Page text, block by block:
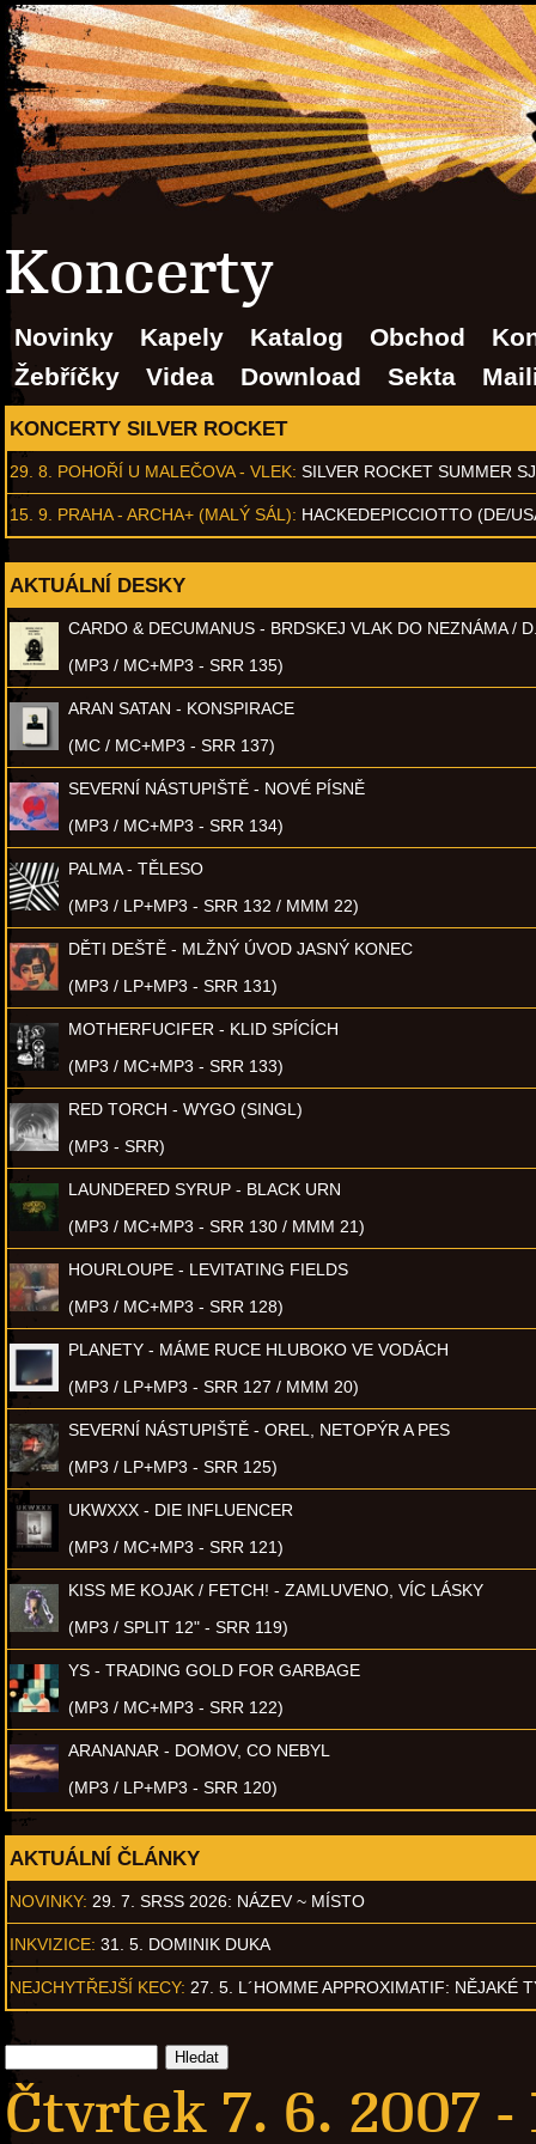
Koncerty
Novinky Kapely Katalog Obchod
Žebříčky
Videa Download Sekta
KONCERTY SILVER ROCKET
29. 8. POHOŘÍ U MALEČOVA - VLEK: SILVER ROCKET SUMMER
15. 9. PRAHA - ARCHA+ (MALÝ SÁL): HACKEDEPICCIOTTO (DE/
AKTUÁLNÍ DESKY
CARDO & DECUMANUS - BRDSKEJ VLAK DO NEZNÁMA /
(MP3 / MC+MP3 - SRR 135)
ARAN SATAN - KONSPIRACE
(MC / MC+MP3 - SRR 137)
SEVERNÍ NÁSTUPIŠTĚ - NOVÉ PÍSNĚ
(MP3 / MC+MP3 - SRR 134)
PALMA - TĚLESO
(MP3 / LP+MP3 - SRR 132 / MMM 22)
DĚTI DEŠTĚ - MLŽNÝ ÚVOD JASNÝ KONEC
(MP3 / LP+MP3 - SRR 131)
MOTHERFUCIFER - KLID SPÍCÍCH
(MP3 / MC+MP3 - SRR 133)
RED TORCH - WYGO (SINGL)
(MP3 - SRR)
LAUNDERED SYRUP - BLACK URN
(MP3 / MC+MP3 - SRR 130 / MMM 21)
HOURLOUPE - LEVITATING FIELDS
(MP3 / MC+MP3 - SRR 128)
PLANETY - MÁME RUCE HLUBOKO VE VODÁCH
(MP3 / LP+MP3 - SRR 127 / MMM 20)
SEVERNÍ NÁSTUPIŠTĚ - OREL, NETOPÝR A PES
(MP3 / LP+MP3 - SRR 125)
UKWXXX - DIE INFLUENCER
(MP3 / MC+MP3 - SRR 121)
KISS ME KOJAK / FETCH! - ZAMLUVENO, VÍC LÁSKY
(MP3 / SPLIT 12" - SRR 119)
YS - TRADING GOLD FOR GARBAGE
(MP3 / MC+MP3 - SRR 122)
ARANANAR - DOMOV, CO NEBYL
(MP3 / LP+MP3 - SRR 120)
AKTUÁLNÍ ČLÁNKY
NOVINKY: 29. 7. SRSS 2026: NÁZEV ~ MÍSTO
INKVIZICE: 31. 5. DOMINIK DUKA
NEJCHYTŘEJŠÍ KECY: 27. 5. L´HOMME APPROXIMATIF: NĚJAKÉ
Čtvrtek 7. 6. 2007 -